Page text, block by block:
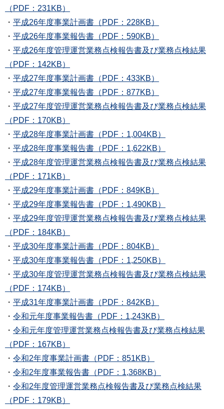
（PDF：231KB）
・ 平成26年度事業計画書（PDF：228KB）
・ 平成26年度事業報告書（PDF：590KB）
・ 平成26年度管理運営業務点検報告書及び業務点検結果
（PDF：142KB）
・ 平成27年度事業計画書（PDF：433KB）
・ 平成27年度事業報告書（PDF：877KB）
・ 平成27年度管理運営業務点検報告書及び業務点検結果
（PDF：170KB）
・ 平成28年度事業計画書（PDF：1,004KB）
・ 平成28年度事業報告書（PDF：1,622KB）
・ 平成28年度管理運営業務点検報告書及び業務点検結果
（PDF：171KB）
・ 平成29年度事業計画書（PDF：849KB）
・ 平成29年度事業報告書（PDF：1,490KB）
・ 平成29年度管理運営業務点検報告書及び業務点検結果
（PDF：184KB）
・ 平成30年度事業計画書（PDF：804KB）
・ 平成30年度事業報告書（PDF：1,250KB）
・ 平成30年度管理運営業務点検報告書及び業務点検結果
（PDF：174KB）
・ 平成31年度事業計画書（PDF：842KB）
・ 令和元年度事業報告書（PDF：1,243KB）
・ 令和元年度管理運営業務点検報告書及び業務点検結果
（PDF：167KB）
・ 令和2年度事業計画書（PDF：851KB）
・ 令和2年度事業報告書（PDF：1,368KB）
・ 令和2年度管理運営業務点検報告書及び業務点検結果
（PDF：179KB）